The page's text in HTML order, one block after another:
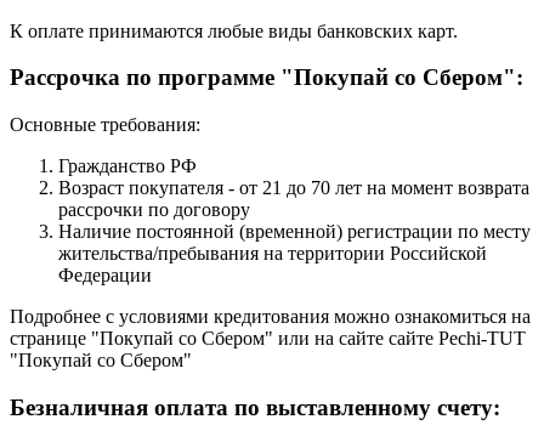
К оплате принимаются любые виды банковских карт.
Рассрочка по программе "Покупай со Сбером":
Основные требования:
Гражданство РФ
Возраст покупателя - от 21 до 70 лет на момент возврата
рассрочки по договору
Наличие постоянной (временной) регистрации по месту
жительства/пребывания на территории Российской
Федерации
Подробнее с условиями кредитования можно ознакомиться на
странице "Покупай со Сбером" или на сайте сайте Pechi-TUT
"Покупай со Сбером"
Безналичная оплата по выставленному счету: